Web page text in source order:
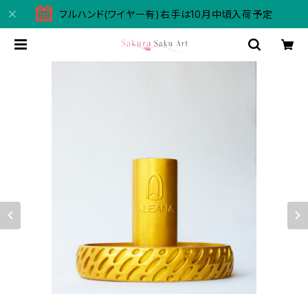
フルハンド(ワイヤー有)右手は10月中頃入荷予定